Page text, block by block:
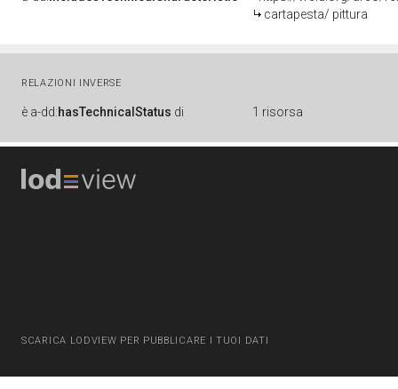
cartapesta/ pittura
RELAZIONI INVERSE
è a-dd:hasTechnicalStatus di 1 risorsa
SCARICA LODVIEW PER PUBBLICARE I TUOI DATI